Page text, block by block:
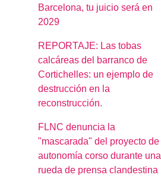
Barcelona, tu juicio será en
2029
REPORTAJE: Las tobas
calcáreas del barranco de
Cortichelles: un ejemplo de
destrucción en la
reconstrucción.
FLNC denuncia la
"mascarada" del proyecto de
autonomía corso durante una
rueda de prensa clandestina